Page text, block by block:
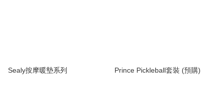
Sealy按摩暖墊系列 Prince Pickleball套裝 (預購)